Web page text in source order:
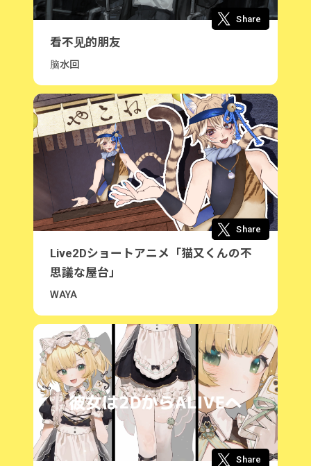
看不见的朋友
脑水回
Share
Live2Dショートアニメ「猫又くんの不
思議な屋台」
WAYA
Share
Share